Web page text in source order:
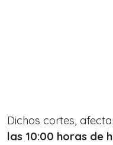
Dichos cortes,
las 10:00 horas de